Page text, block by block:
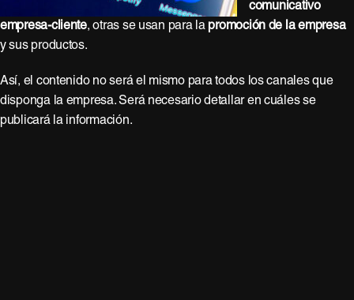
comunicativo
empresa-cliente, otras se usan para la promoción de la empresa
y sus productos.
Así, el contenido no será el mismo para todos los canales que
disponga la empresa. Será necesario detallar en cuáles se
publicará la información.